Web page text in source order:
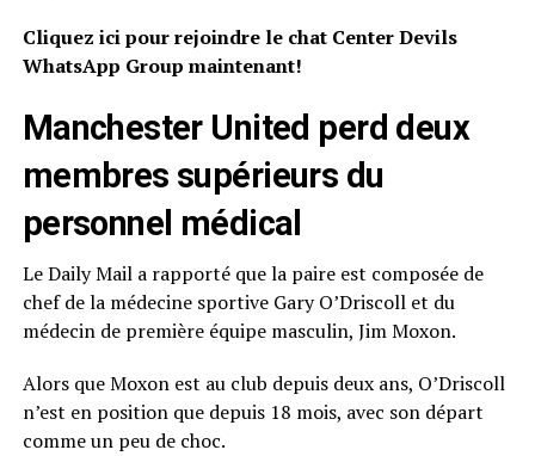
Cliquez ici pour rejoindre le chat Center Devils
WhatsApp Group maintenant!
Manchester United perd deux
membres supérieurs du
personnel médical
Le Daily Mail a rapporté que la paire est composée de
chef de la médecine sportive Gary O’Driscoll et du
médecin de première équipe masculin, Jim Moxon.
Alors que Moxon est au club depuis deux ans, O’Driscoll
n’est en position que depuis 18 mois, avec son départ
comme un peu de choc.